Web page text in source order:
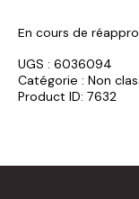
En cours de
UGS : 6036094
Catégorie : Non
Product ID: 7632